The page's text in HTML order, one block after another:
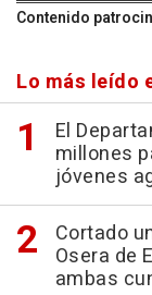
Contenido
Lo más leído
El
millones
jóvenes
Cortado
Osera de
ambas